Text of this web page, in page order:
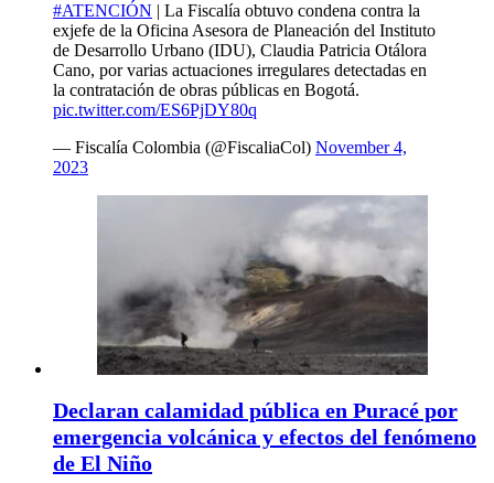
#ATENCIÓN | La Fiscalía obtuvo condena contra la
exjefe de la Oficina Asesora de Planeación del Instituto
de Desarrollo Urbano (IDU), Claudia Patricia Otálora
Cano, por varias actuaciones irregulares detectadas en
la contratación de obras públicas en Bogotá.
pic.twitter.com/ES6PjDY80q
— Fiscalía Colombia (@FiscaliaCol) November 4,
2023
Declaran calamidad pública en Puracé por
emergencia volcánica y efectos del fenómeno
de El Niño